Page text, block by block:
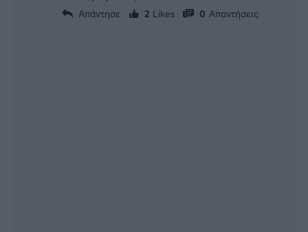
Απάντησε
2 Likes 0 Απαντήσεις